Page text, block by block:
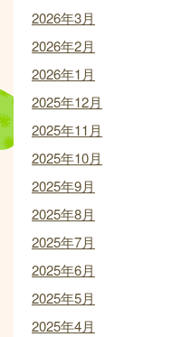
2026年3月
2026年2月
2026年1月
2025年12月
2025年11月
2025年10月
2025年9月
2025年8月
2025年7月
2025年6月
2025年5月
2025年4月